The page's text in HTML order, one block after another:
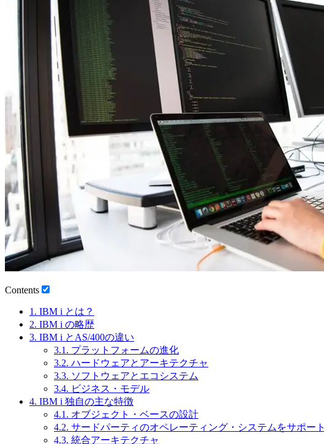
Contents
1. IBM i とは？
2. IBM i の略歴
3. IBM i とAS/400の違い
3.1. プラットフォームの進化
3.2. ハードウェアとアーキテクチャ
3.3. ソフトウェアとエコシステム
3.4. ビジネス・モデル
4. IBM i 独自の主な特徴
4.1. オブジェクト・ベースの設計
4.2. サードパーティのオペレーティング・システムをサポート
4.3. 統合アーキテクチャ